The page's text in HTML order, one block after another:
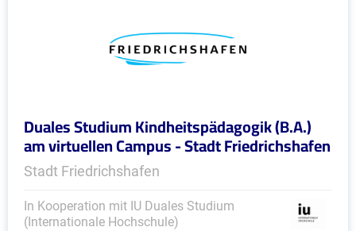
Duales Studium Kindheitspädagogik (B.A.)
am virtuellen Campus - Stadt Friedrichshafen
Stadt Friedrichshafen
In Kooperation mit IU Duales Studium
(Internationale Hochschule)